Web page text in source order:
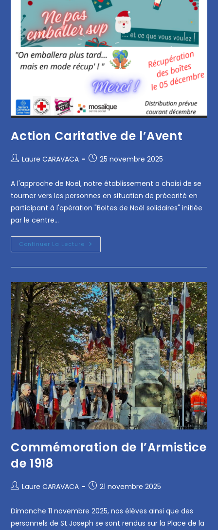
Action Caritative de l’Avent
Laure CARAVACA 25 novembre 2025
A l'approche de Noël, notre établissement a choisi de se
tourner vers les personnes en situation de précarité en
participant à l'opération "Boites de Noël solidaires" initiée
par le centre…
Continuer La Lecture
Commémoration de l’Armistice
de 1918
Laure CARAVACA 21 novembre 2025
Dimanche 11 novembre 2025, nos élèves ainsi que des
personnels de St Joseph se sont rendus sur la Place de la